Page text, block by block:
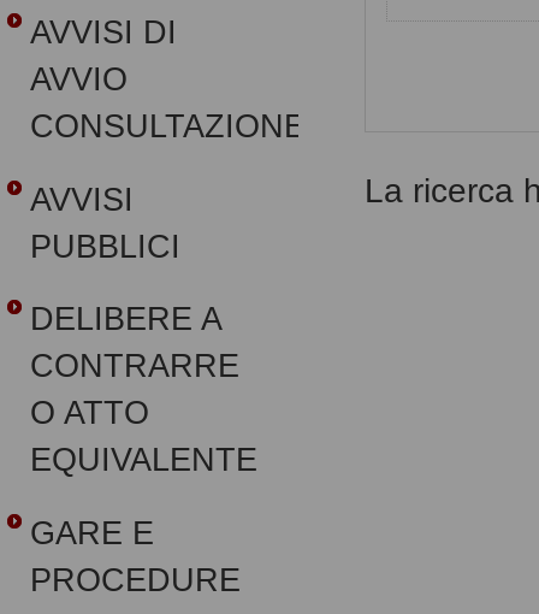
La ricerca
AVVISI DI
AVVIO
CONSULTAZIONE
AVVISI
PUBBLICI
DELIBERE A
CONTRARRE
O ATTO
EQUIVALENTE
GARE E
PROCEDURE